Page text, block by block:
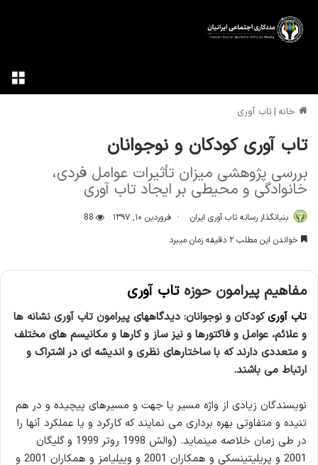
خانه | تاب آوری
تاب آوری کودکان و نوجوانان
بررسی پژوهشی میزان تأثیرات عوامل فردی،
خانوادگی و محیطی بر ایجاد تاب آوری
بنیانگذار رسانه تاب آوری ایران فروردین ۱۰, ۱۳۹۷
88
خواندن این مطلب ۲ دقیقه زمان میبرد
مفاهیم پیرامون حوزهتاب­ آوری
تاب آوریکودکان و نوجوانان: دیدگاه­های پیرامون تاب­ آوری نشانه ­ها
و علائم، عوامل و فاکتورها و نیز ساز و کار­ها و مکانیسم­ های مختلف
و متعددی دارند که با ساختارهای نظری و اندیشه­ ای در اشتراک و
ارتباط می­ باشند.
نویسندگان زیادی از واژه مسیر یا جهت و مسیرهای پیچیده و در هم
تنیده و متفاوتی بهره برداری می­ نمایند که کارکرد و یا عملکرد آنها را
در طی زمان خلاصه می­نماید. (والش 1998 روتر 1999 و گلیگان
2001 و پریلیتینسکی و همکاران 2001 و وییلیامز و همکاران 2001 و